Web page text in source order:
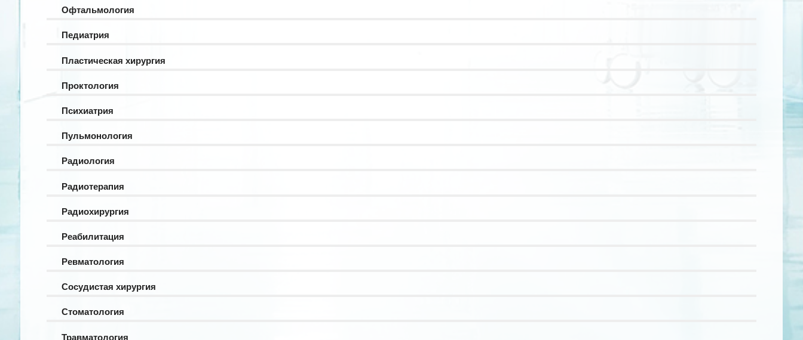
Офтальмология
Педиатрия
Пластическая хирургия
Проктология
Психиатрия
Пульмонология
Радиология
Радиотерапия
Радиохирургия
Реабилитация
Ревматология
Сосудистая хирургия
Стоматология
Травматология